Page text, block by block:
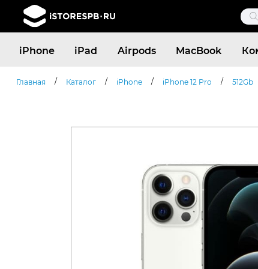
iPhone iPad Airpods MacBook
Поиск
Главная / Каталог / iPhone / iPhone 12 Pro / 512Gb